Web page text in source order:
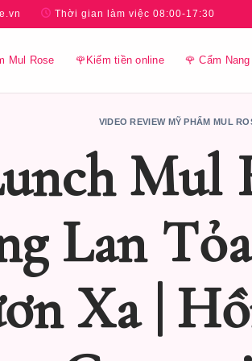
Thời gian làm việc 08:00-17:30
Mul Rose 🌹Kiếm tiền online 🌹 Cẩm
VIDEO REVIEW MỸ PHẨM MUL
Mul
Lan
Xa |